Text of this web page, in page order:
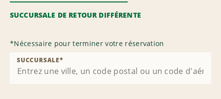
SUCCURSALE DE RETOUR DIFFÉRENTE
*Nécessaire pour terminer votre réservation
SUCCURSALE*